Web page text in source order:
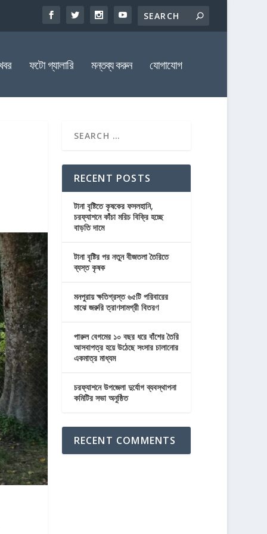
ফটো গ্যালারি মন্তব্য করুন যোগাযোগ
RECENT POSTS
টানা বৃষ্টিতে কৃষকের ফসলহানি,
চরফ্যাশনে কাঁচা মরিচ বিক্রি হচ্ছে
বাড়তি দামে
টানা বৃষ্টির পর নতুন বীজতলা তৈরিতে
ব্যস্ত কৃষক
মনপুরায় ক্ষতিগ্রস্ত ৬৫টি পরিবারের
মাঝে জরুরি ত্রাণসামগ্রী বিতরণ
পারুল বেগমের ১০ বছর ধরে বাঁশের তৈরি
আসবাপত্র হয়ে উঠেছে সংসার চালানোর
একমাত্র মাধ্যম
চরফ্যাশনে উপজেলা দুর্যোগ ব্যবস্থাপনা
কমিটির সভা অনুষ্ঠিত
RECENT COMMENTS